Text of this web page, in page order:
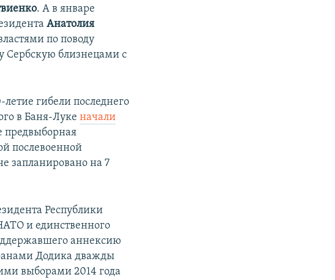
. А в январе
Анатолия
по поводу
Сербскую близнецами с
гибели последнего
в Баня-Лукеначали
предвыборная
послевоенной
запланировано на 7
Республики
и единственного
аннексию
Додика дважды
выборами 2014 года